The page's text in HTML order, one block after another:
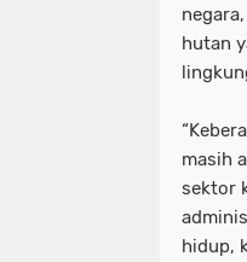
hutan
masih
sektor
hidup,